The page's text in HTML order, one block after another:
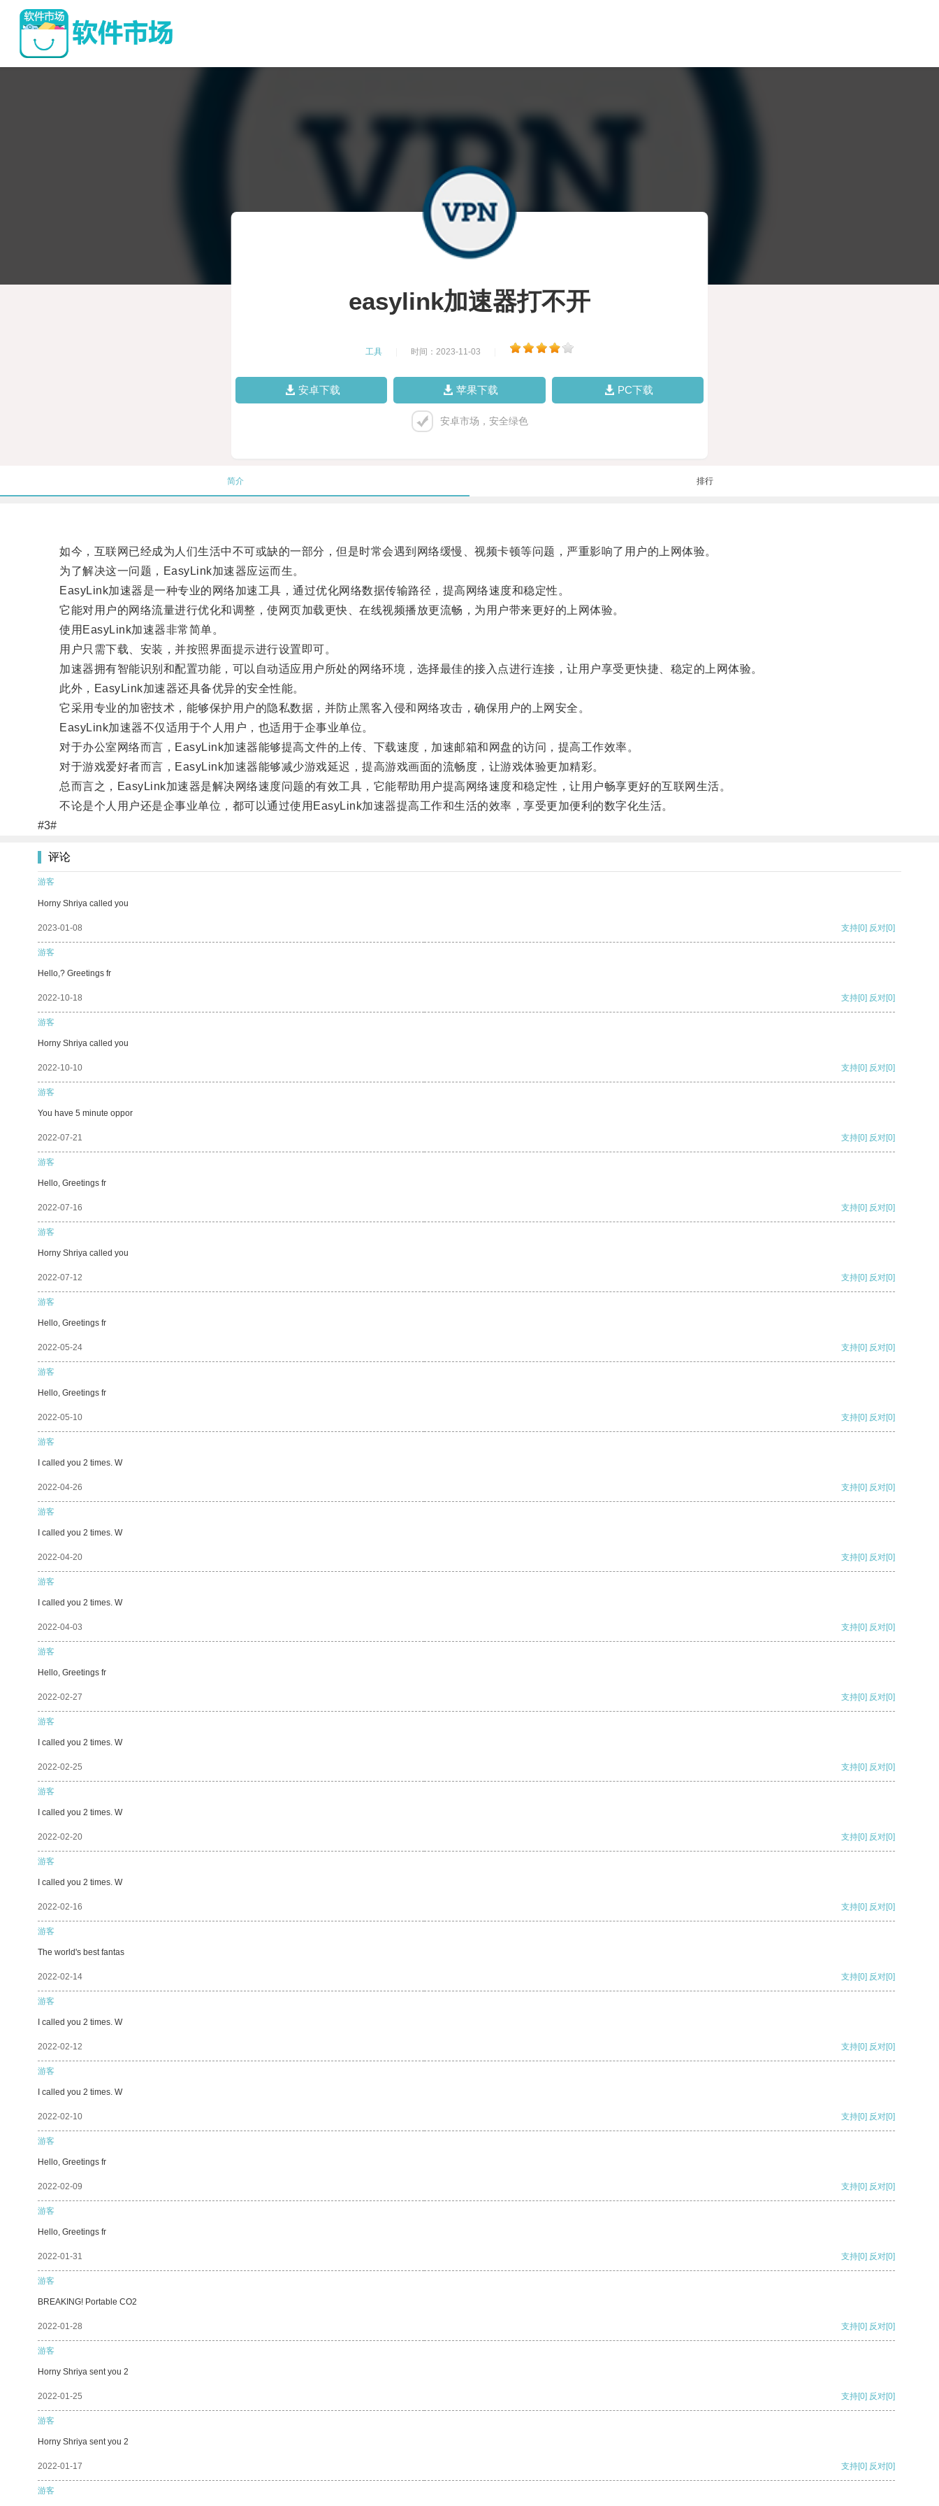
easylink加速器打不开
工具 时间：2023-11-03
安卓下载 苹果下载 PC下载
安卓市场，安全绿色
简介 排行
如今，互联网已经成为人们生活中不可或缺的一部分，但是时常会遇到网络缓慢、视频卡顿等问题，严重影响了用户的上网体验。
为了解决这一问题，EasyLink加速器应运而生。
EasyLink加速器是一种专业的网络加速工具，通过优化网络数据传输路径，提高网络速度和稳定性。
它能对用户的网络流量进行优化和调整，使网页加载更快、在线视频播放更流畅，为用户带来更好的上网体验。
使用EasyLink加速器非常简单。
用户只需下载、安装，并按照界面提示进行设置即可。
加速器拥有智能识别和配置功能，可以自动适应用户所处的网络环境，选择最佳的接入点进行连接，让用户享受更快捷、稳定的上网体验。
此外，EasyLink加速器还具备优异的安全性能。
它采用专业的加密技术，能够保护用户的隐私数据，并防止黑客入侵和网络攻击，确保用户的上网安全。
EasyLink加速器不仅适用于个人用户，也适用于企事业单位。
对于办公室网络而言，EasyLink加速器能够提高文件的上传、下载速度，加速邮箱和网盘的访问，提高工作效率。
对于游戏爱好者而言，EasyLink加速器能够减少游戏延迟，提高游戏画面的流畅度，让游戏体验更加精彩。
总而言之，EasyLink加速器是解决网络速度问题的有效工具，它能帮助用户提高网络速度和稳定性，让用户畅享更好的互联网生活。
不论是个人用户还是企事业单位，都可以通过使用EasyLink加速器提高工作和生活的效率，享受更加便利的数字化生活。
#3#
评论
游客
Horny Shriya called you
2023-01-08 支持[0] 反对[0]
游客
Hello,? Greetings fr
2022-10-18 支持[0] 反对[0]
游客
Horny Shriya called you
2022-10-10 支持[0] 反对[0]
游客
You have 5 minute oppor
2022-07-21 支持[0] 反对[0]
游客
Hello, Greetings fr
2022-07-16 支持[0] 反对[0]
游客
Horny Shriya called you
2022-07-12 支持[0] 反对[0]
游客
Hello, Greetings fr
2022-05-24 支持[0] 反对[0]
游客
Hello, Greetings fr
2022-05-10 支持[0] 反对[0]
游客
I called you 2 times. W
2022-04-26 支持[0] 反对[0]
游客
I called you 2 times. W
2022-04-20 支持[0] 反对[0]
游客
I called you 2 times. W
2022-04-03 支持[0] 反对[0]
游客
Hello, Greetings fr
2022-02-27 支持[0] 反对[0]
游客
I called you 2 times. W
2022-02-25 支持[0] 反对[0]
游客
I called you 2 times. W
2022-02-20 支持[0] 反对[0]
游客
I called you 2 times. W
2022-02-16 支持[0] 反对[0]
游客
The world's best fantas
2022-02-14 支持[0] 反对[0]
游客
I called you 2 times. W
2022-02-12 支持[0] 反对[0]
游客
I called you 2 times. W
2022-02-10 支持[0] 反对[0]
游客
Hello, Greetings fr
2022-02-09 支持[0] 反对[0]
游客
Hello, Greetings fr
2022-01-31 支持[0] 反对[0]
游客
BREAKING! Portable CO2
2022-01-28 支持[0] 反对[0]
游客
Horny Shriya sent you 2
2022-01-25 支持[0] 反对[0]
游客
Horny Shriya sent you 2
2022-01-17 支持[0] 反对[0]
游客